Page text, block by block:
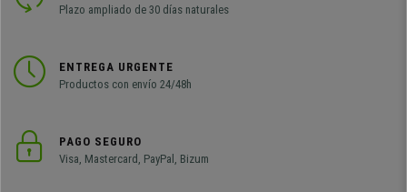
Plazo ampliado de 30 días naturales
ENTREGA URGENTE
Productos con envío 24/48h
PAGO SEGURO
Visa, Mastercard, PayPal, Bizum